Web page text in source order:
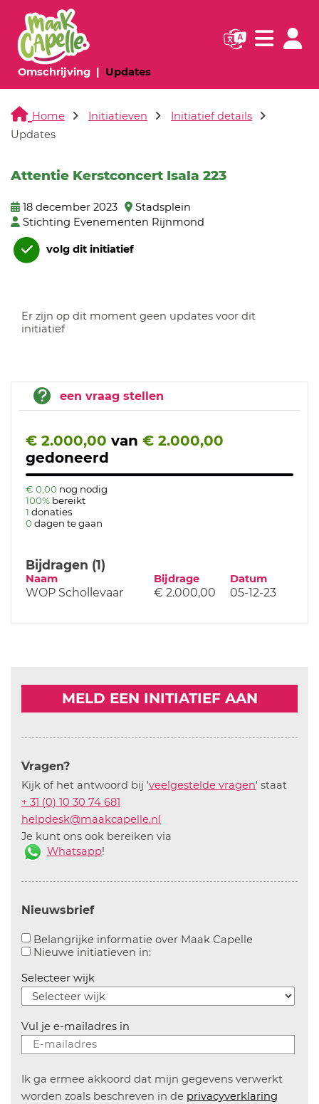
Omschrijving(huidige pagina)
Updates(huidige pagina)
Navigatie
Home Initiatieven
Initiatief details
Updates
Attentie Kerstconcert Isala 223
18 december 2023
Stadsplein
Stichting Evenementen Rijnmond
volg dit initiatief
Er zijn op dit moment geen updates voor dit
initiatief
een vraag stellen
€ 2.000,00 van € 2.000,00
gedoneerd
€ 0,00 nog nodig
100% bereikt
1 donaties
0 dagen te gaan
Bijdragen (1)
Naam Bijdrage Datum
WOP Schollevaar € 2.000,00 05-12-23
MELD EEN INITIATIEF AAN
Vragen?
Kijk of het antwoord bij 'veelgestelde vragen' staat
+ 31 (0) 10 30 74 681
helpdesk@maakcapelle.nl
Je kunt ons ook bereiken via
Whatsapp!
Nieuwsbrief
Belangrijke informatie over Maak CapelleAanvinken
Nieuwe initiatieven in:Aanvinken om informatie over
Selecteer wijk
Vul je e-mailadres in
Ik ga ermee akkoord dat mijn gegevens verwerkt
worden zoals beschreven in de privacyverklaring